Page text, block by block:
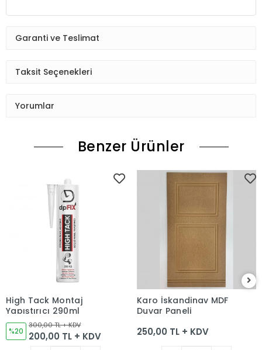
Garanti ve Teslimat
Taksit Seçenekleri
Yorumlar
Benzer Ürünler
High Tack Montaj
Yapıştırıcı 290ml
%20
300,00 TL + KDV
200,00 TL + KDV
Karo İskandinav MDF
Duvar Paneli
250,00 TL + KDV